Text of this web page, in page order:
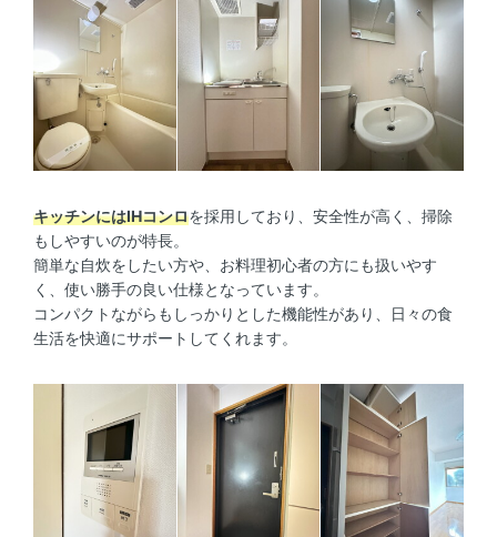
キッチンにはIHコンロを採用しており、安全性が高く、掃除
もしやすいのが特長。
簡単な自炊をしたい方や、お料理初心者の方にも扱いやす
く、使い勝手の良い仕様となっています。
コンパクトながらもしっかりとした機能性があり、日々の食
生活を快適にサポートしてくれます。